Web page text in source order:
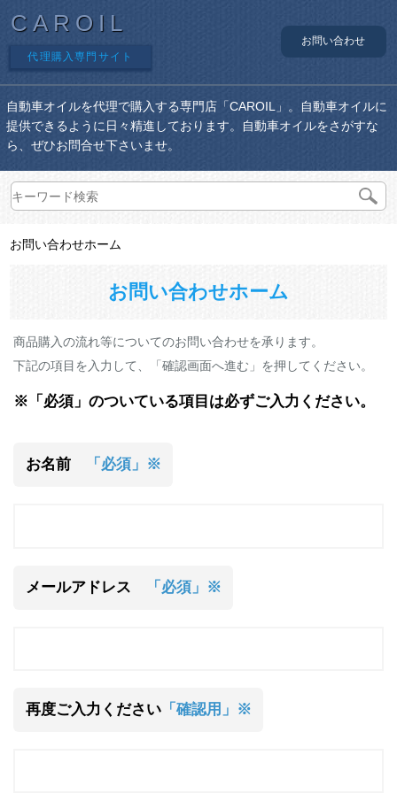
CAROIL
代理購入専門サイト
お問い合わせ
自動車オイルを代理で購入する専門店「CAROIL」。自動車オイルに
提供できるように日々精進しております。自動車オイルをさがすな
ら、ぜひお問合せ下さいませ。
お問い合わせホーム
お問い合わせホーム
商品購入の流れ等についてのお問い合わせを承ります。
下記の項目を入力して、「確認画面へ進む」を押してください。
※「必須」のついている項目は必ずご入力ください。
お名前 「必須」※
メールアドレス 「必須」※
再度ご入力ください「確認用」※